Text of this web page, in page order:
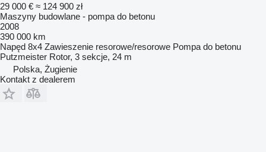
29 000 € ≈ 124 900 zł
Maszyny budowlane - pompa do betonu
2008
390 000 km
Napęd 8x4 Zawieszenie resorowe/resorowe Pompa do betonu
Putzmeister Rotor, 3 sekcje, 24 m
Polska, Żugienie
Kontakt z dealerem